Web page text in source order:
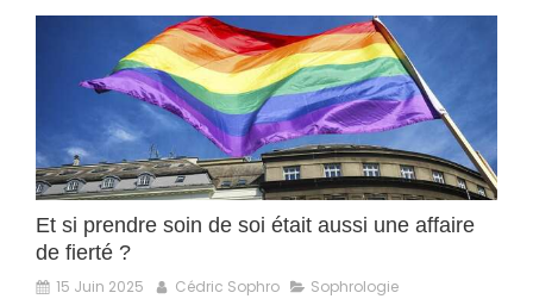
Et si prendre soin de soi était aussi une affaire
de fierté ?
15 Juin 2025 Cédric Sophro Sophrologie